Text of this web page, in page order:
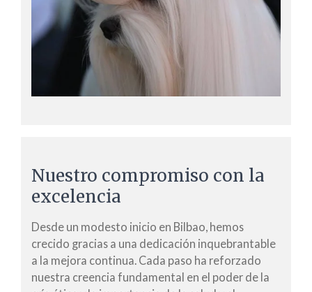
Nuestro compromiso con la
excelencia
Desde un modesto inicio en Bilbao, hemos
crecido gracias a una dedicación inquebrantable
a la mejora continua. Cada paso ha reforzado
nuestra creencia fundamental en el poder de la